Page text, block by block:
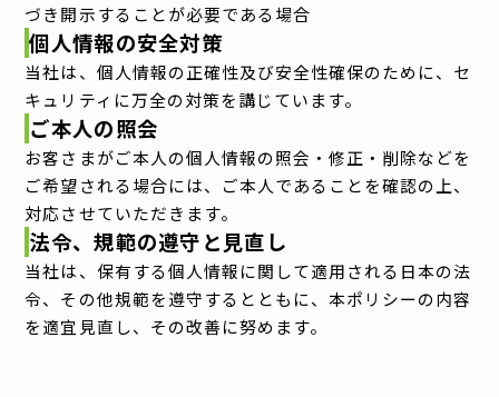
づき開示することが必要である場合
個人情報の安全対策
当社は、個人情報の正確性及び安全性確保のために、セ
キュリティに万全の対策を講じています。
ご本人の照会
お客さまがご本人の個人情報の照会・修正・削除などを
ご希望される場合には、ご本人であることを確認の上、
対応させていただきます。
法令、規範の遵守と見直し
当社は、保有する個人情報に関して適用される日本の法
令、その他規範を遵守するとともに、本ポリシーの内容
を適宜見直し、その改善に努めます。